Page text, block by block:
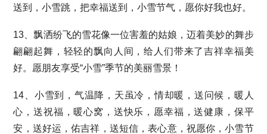
送到，小雪跳，把幸福送到，小雪节气，愿你好我也好。
13、飘洒纷飞的雪花像一位害羞的姑娘，迈着美妙的舞步
翩翩起舞，轻轻的飘向人间，给人们带来了吉祥幸福美
好。愿朋友享受“小雪”季节的美丽雪景！
14、小雪到，气温降，天虽冷，情却暖，送问候，暖人
心，送祝福，暖心窝，送快乐，愿幸福，送健康，保平
安，送好运，佑吉祥，送短信，表心意，祝愿你，小雪节